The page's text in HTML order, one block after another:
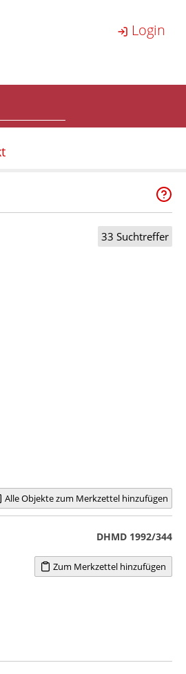
Login
33 Suchtreffer
Alle Objekte zum Merkzettel hinzufügen
DHMD 1992/344
Zum Merkzettel hinzufügen